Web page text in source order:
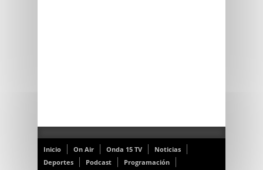
Inicio On Air Onda 15 TV
Noticias
Deportes
Podcast Programación